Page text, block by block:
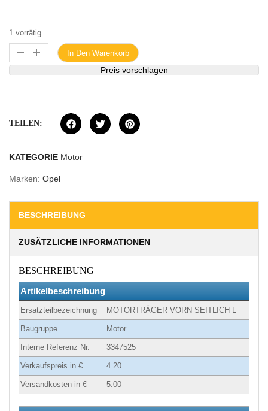
1 vorrätig
In Den Warenkorb
Preis vorschlagen
TEILEN:
KATEGORIE Motor
Marken: Opel
BESCHREIBUNG
ZUSÄTZLICHE INFORMATIONEN
BESCHREIBUNG
Artikelbeschreibung
Ersatzteilbezeichnung MOTORTRÄGER VORN SEITLICH L
Baugruppe Motor
Interne Referenz Nr. 3347525
Verkaufspreis in € 4.20
Versandkosten in € 5.00